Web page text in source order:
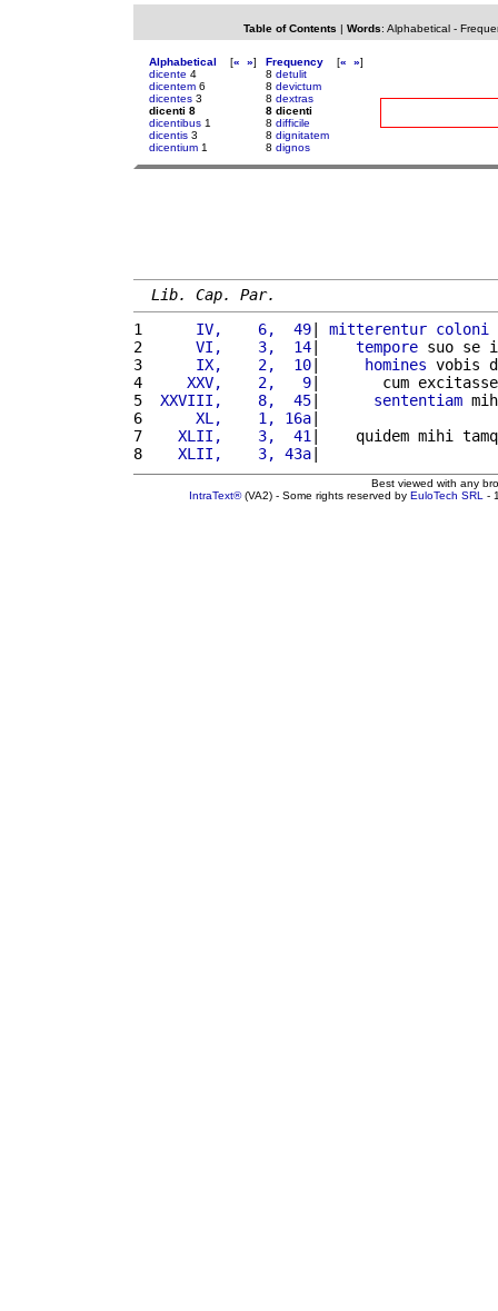
Table of Contents | Words: Alphabetical-
Alphabetical [« »]
dicente 4
dicentem 6
dicentes 3
dicenti 8
dicentibus 1
dicentis 3
dicentium 1
Frequency [« »]
8 detulit
8 devictum
8 dextras
8 dicenti
8 difficile
8 dignitatem
8 dignos
Lib. Cap. Par.
1
     IV,    6,  49
| mitterentur coloni
2
     VI,    3,  14
| tempore suo se
3
     IX,    2,  10
| homines vobis
4
    XXV,    2,   9
|       cum
5
XXVIII,    8,  45| sententiam
6
     XL,    1, 16a
7
   XLII,    3,  41
|    quidem mihi
8
   XLII,    3, 43a
|
Best viewed with any
IntraText®(VA2) - Some rights reserved by EuloTech SRL -